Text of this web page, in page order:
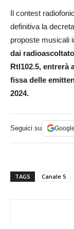
Il contest
definitiva la
proposte musicali
dai
Rtl102.5, entrerà
fissa delle
2024.
Seguici su Google
TAGS Canale 5